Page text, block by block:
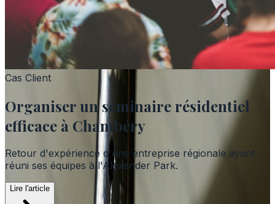
Cas Client
Organiser un séminaire résidentiel
efficace à Chambéry
Retour d'expérience d'une entreprise régionale ayant
réuni ses équipes à l'Alexander Park.
Lire l'article